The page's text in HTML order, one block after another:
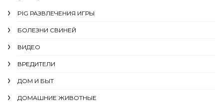
PIG РАЗВЛЕЧЕНИЯ ИГРЫ
БОЛЕЗНИ СВИНЕЙ
ВИДЕО
ВРЕДИТЕЛИ
ДОМ И БЫТ
ДОМАШНИЕ ЖИВОТНЫЕ